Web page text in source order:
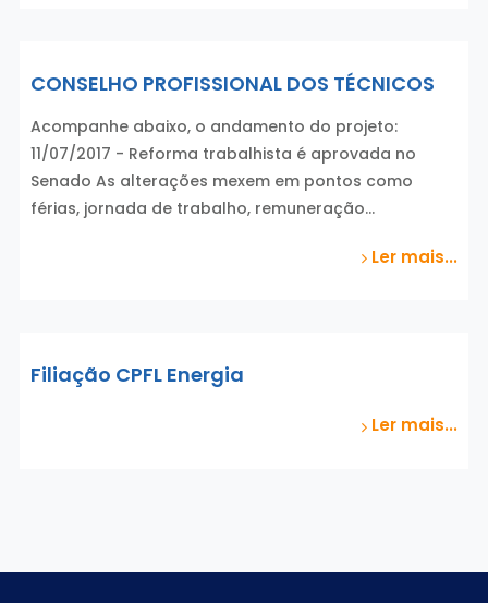
CONSELHO PROFISSIONAL DOS TÉCNICOS
Acompanhe abaixo, o andamento do projeto:
11/07/2017 - Reforma trabalhista é aprovada no
Senado As alterações mexem em pontos como
férias, jornada de trabalho, remuneração…
Ler mais...
Filiação CPFL Energia
Ler mais...